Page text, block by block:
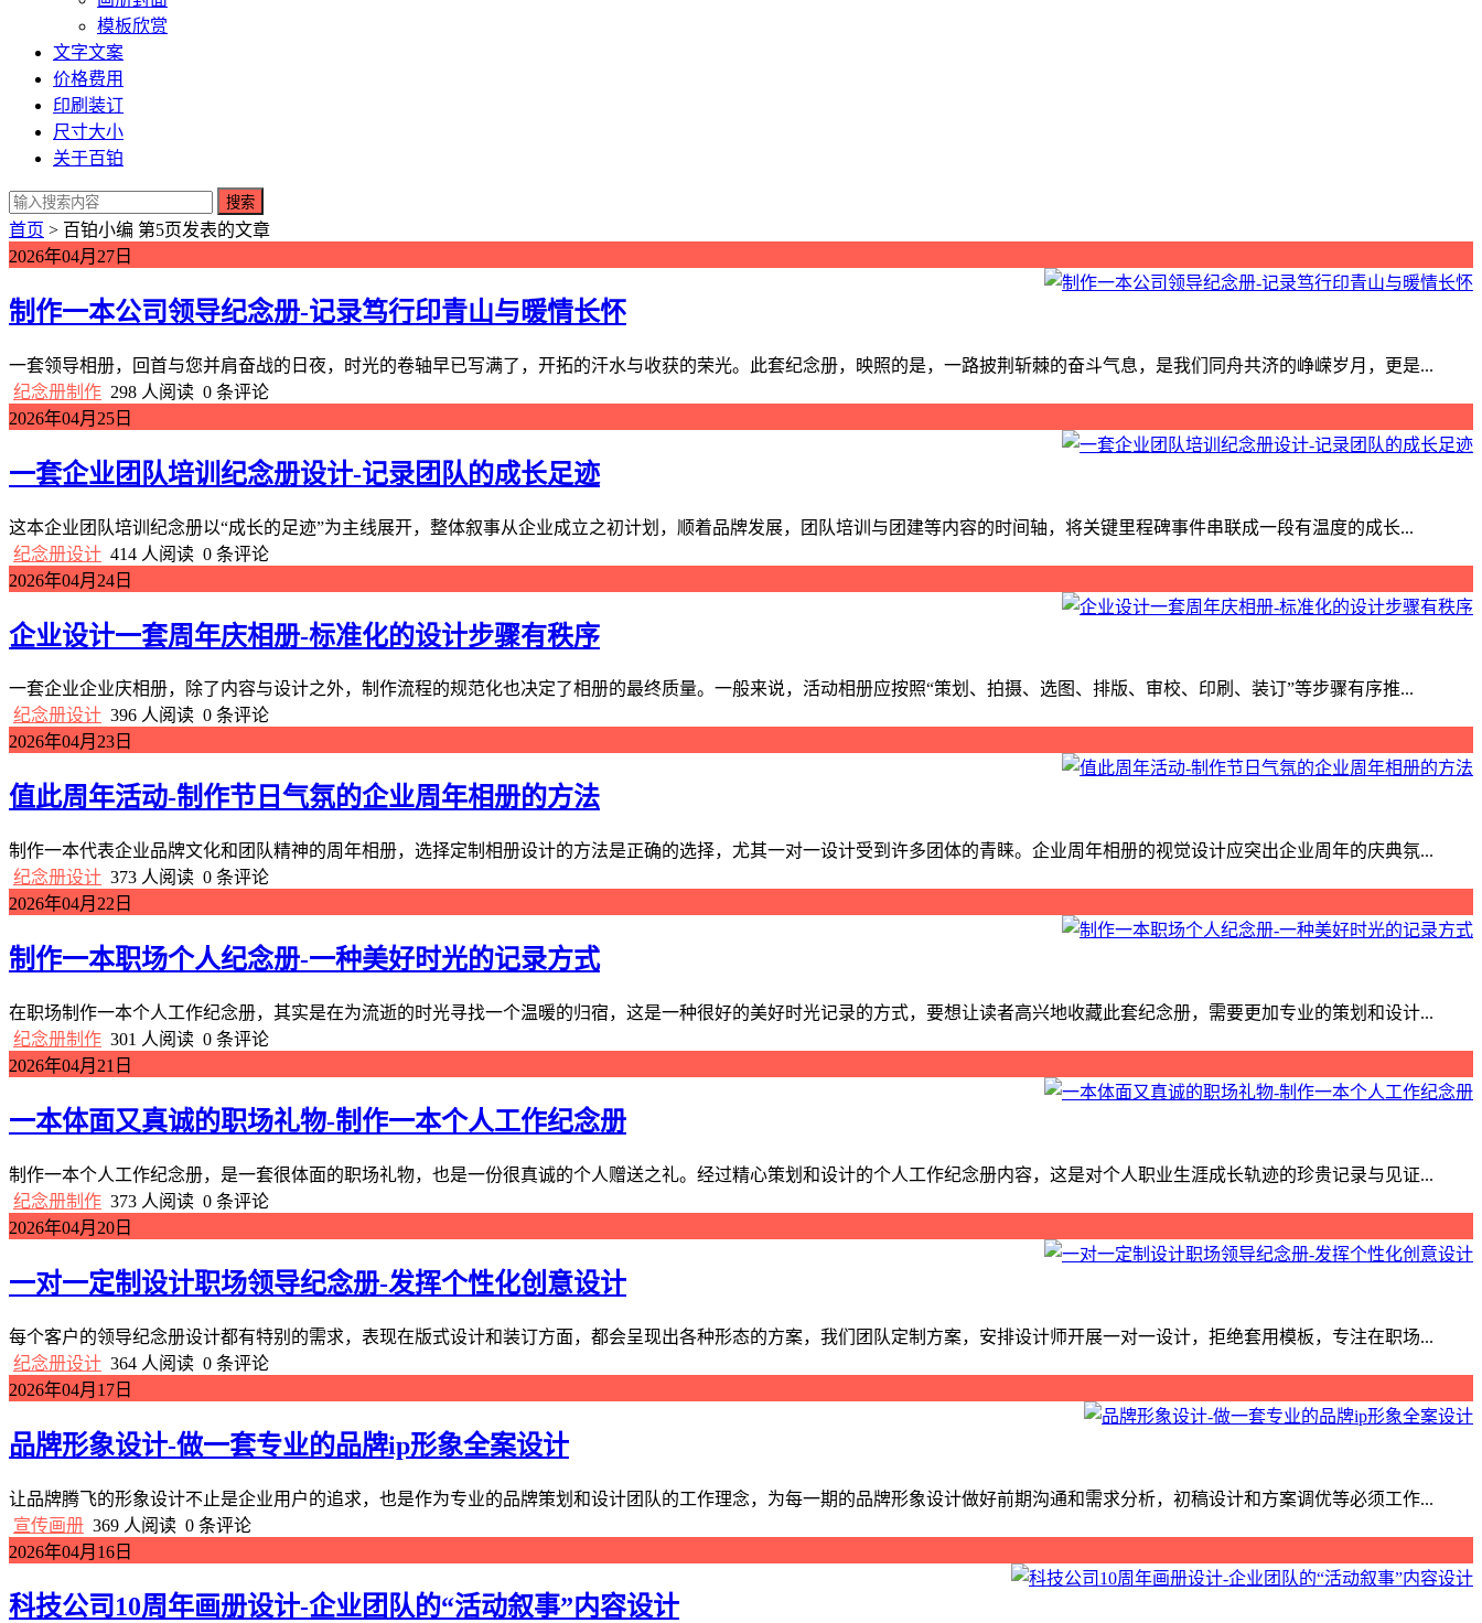
模板欣赏
文字文案
价格费用
印刷装订
尺寸大小
关于百铂
搜索
首页 > 百铂小编 第5页发表的文章
2026年04月27日
制作一本公司领导纪念册-记录笃行印青山与暖情长怀
一套领导相册，回首与您并肩奋战的日夜，时光的卷轴早已写满了，开拓的汗水与收获的荣光。此套纪念册，映照的是，一路披荆斩棘的奋斗气息，是我们同舟共济的峥嵘岁月，更是...
纪念册制作 298 人阅读 0 条评论
2026年04月25日
一套企业团队培训纪念册设计-记录团队的成长足迹
这本企业团队培训纪念册以“成长的足迹”为主线展开，整体叙事从企业成立之初计划，顺着品牌发展，团队培训与团建等内容的时间轴，将关键里程碑事件串联成一段有温度的成长...
纪念册设计 414 人阅读 0 条评论
2026年04月24日
企业设计一套周年庆相册-标准化的设计步骤有秩序
一套企业企业庆相册，除了内容与设计之外，制作流程的规范化也决定了相册的最终质量。一般来说，活动相册应按照“策划、拍摄、选图、排版、审校、印刷、装订”等步骤有序推...
纪念册设计 396 人阅读 0 条评论
2026年04月23日
值此周年活动-制作节日气氛的企业周年相册的方法
制作一本代表企业品牌文化和团队精神的周年相册，选择定制相册设计的方法是正确的选择，尤其一对一设计受到许多团体的青睐。企业周年相册的视觉设计应突出企业周年的庆典氛...
纪念册设计 373 人阅读 0 条评论
2026年04月22日
制作一本职场个人纪念册-一种美好时光的记录方式
在职场制作一本个人工作纪念册，其实是在为流逝的时光寻找一个温暖的归宿，这是一种很好的美好时光记录的方式，要想让读者高兴地收藏此套纪念册，需要更加专业的策划和设计...
纪念册制作 301 人阅读 0 条评论
2026年04月21日
一本体面又真诚的职场礼物-制作一本个人工作纪念册
制作一本个人工作纪念册，是一套很体面的职场礼物，也是一份很真诚的个人赠送之礼。经过精心策划和设计的个人工作纪念册内容，这是对个人职业生涯成长轨迹的珍贵记录与见证...
纪念册制作 373 人阅读 0 条评论
2026年04月20日
一对一定制设计职场领导纪念册-发挥个性化创意设计
每个客户的领导纪念册设计都有特别的需求，表现在版式设计和装订方面，都会呈现出各种形态的方案，我们团队定制方案，安排设计师开展一对一设计，拒绝套用模板，专注在职场...
纪念册设计 364 人阅读 0 条评论
2026年04月17日
品牌形象设计-做一套专业的品牌ip形象全案设计
让品牌腾飞的形象设计不止是企业用户的追求，也是作为专业的品牌策划和设计团队的工作理念，为每一期的品牌形象设计做好前期沟通和需求分析，初稿设计和方案调优等必须工作...
宣传画册 369 人阅读 0 条评论
2026年04月16日
科技公司10周年画册设计-企业团队的“活动叙事”内容设计